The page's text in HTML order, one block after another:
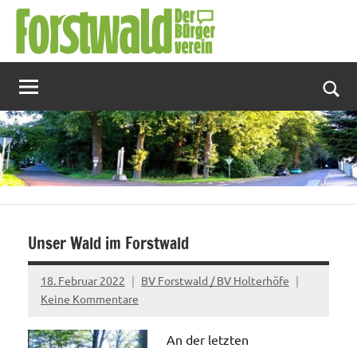
Zum
Inhalt
springen
Unser Wald im Forstwald
18. Februar 2022
BV Forstwald / BV Holterhöfe
Keine Kommentare
An der letzten